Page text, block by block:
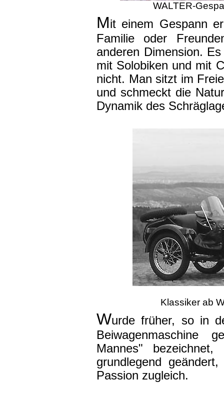
WALTER-
Mit einem Gespann
Familie oder
anderen Dimension.
mit Solobiken und mit
nicht. Man sitzt im
und schmeckt die
Dynamik des
Klassiker ab
Wurde früher, so in
Mannes"
grundlegend
Passion zugleich.